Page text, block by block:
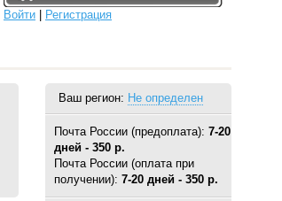
Ваш регион: Не определен
Почта России (предоплата): 7-20
дней - 350 р.
Почта России (оплата при
получении): 7-20 дней - 350 р.
Войти
Регистрация